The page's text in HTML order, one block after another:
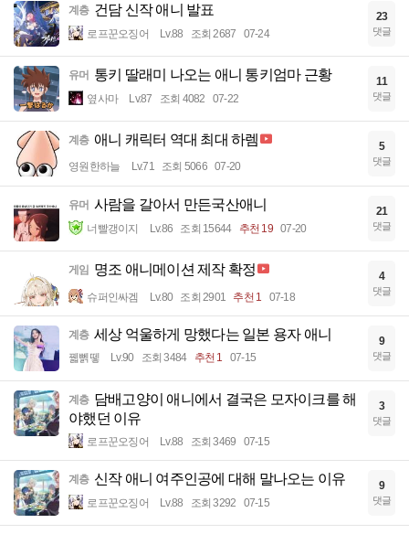
계층 건담 신작 애니 발표
로프꾼오징어 Lv.88 조회 2687 07-24
23
댓글
유머 통키 딸래미 나오는 애니 통키엄마 근황
옆사마 Lv.87 조회 4082 07-22
11
댓글
계층 애니 캐릭터 역대 최대 하렘
영원한하늘 Lv.71 조회 5066 07-20
5
댓글
유머 사람을 갈아서 만든국산애니
너빨갱이지 Lv.86 조회 15644 추천 19 07-20
21
댓글
게임 명조 애니메이션 제작 확정
슈퍼인싸겜 Lv.80 조회 2901 추천 1 07-18
4
댓글
계층 세상 억울하게 망했다는 일본 용자 애니
꿻뻵뗗 Lv.90 조회 3484 추천 1 07-15
9
댓글
계층 담배고양이 애니에서 결국은 모자이크를 해
야했던 이유
로프꾼오징어 Lv.88 조회 3469 07-15
3
댓글
계층 신작 애니 여주인공에 대해 말나오는 이유
로프꾼오징어 Lv.88 조회 3292 07-15
9
댓글